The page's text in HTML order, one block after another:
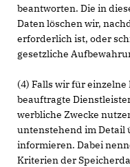
beantworten. Die in
Daten löschen wir,
erforderlich ist, oder
gesetzliche
(4) Falls wir für
beauftragte
werbliche Zwecke
untenstehend im Detail
informieren. Dabei
Kriterien der